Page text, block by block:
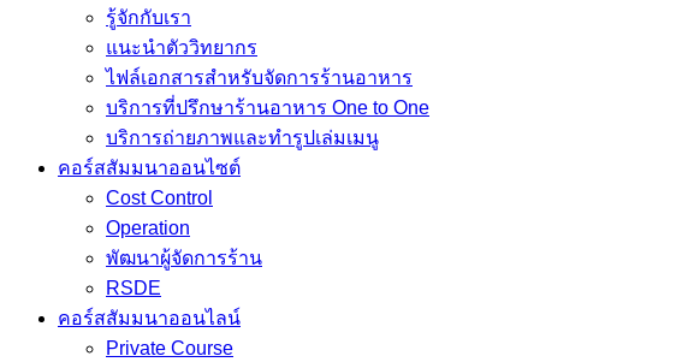
รู้จักกับเรา
แนะนำตัววิทยากร
ไฟล์เอกสารสำหรับจัดการร้านอาหาร
บริการที่ปรึกษาร้านอาหาร One to One
บริการถ่ายภาพและทำรูปเล่มเมนู
คอร์สสัมมนาออนไซต์
Cost Control
Operation
พัฒนาผู้จัดการร้าน
RSDE
คอร์สสัมมนาออนไลน์
Private Course